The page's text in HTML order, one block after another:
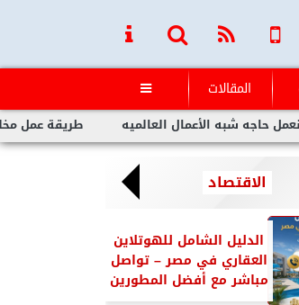
المقالات 
طريقة عمل مخلل الجزر الأعمال العالميه
الاقتصاد
الدليل الشامل للهوتلاين
العقاري في مصر – تواصل
مباشر مع أفضل المطورين